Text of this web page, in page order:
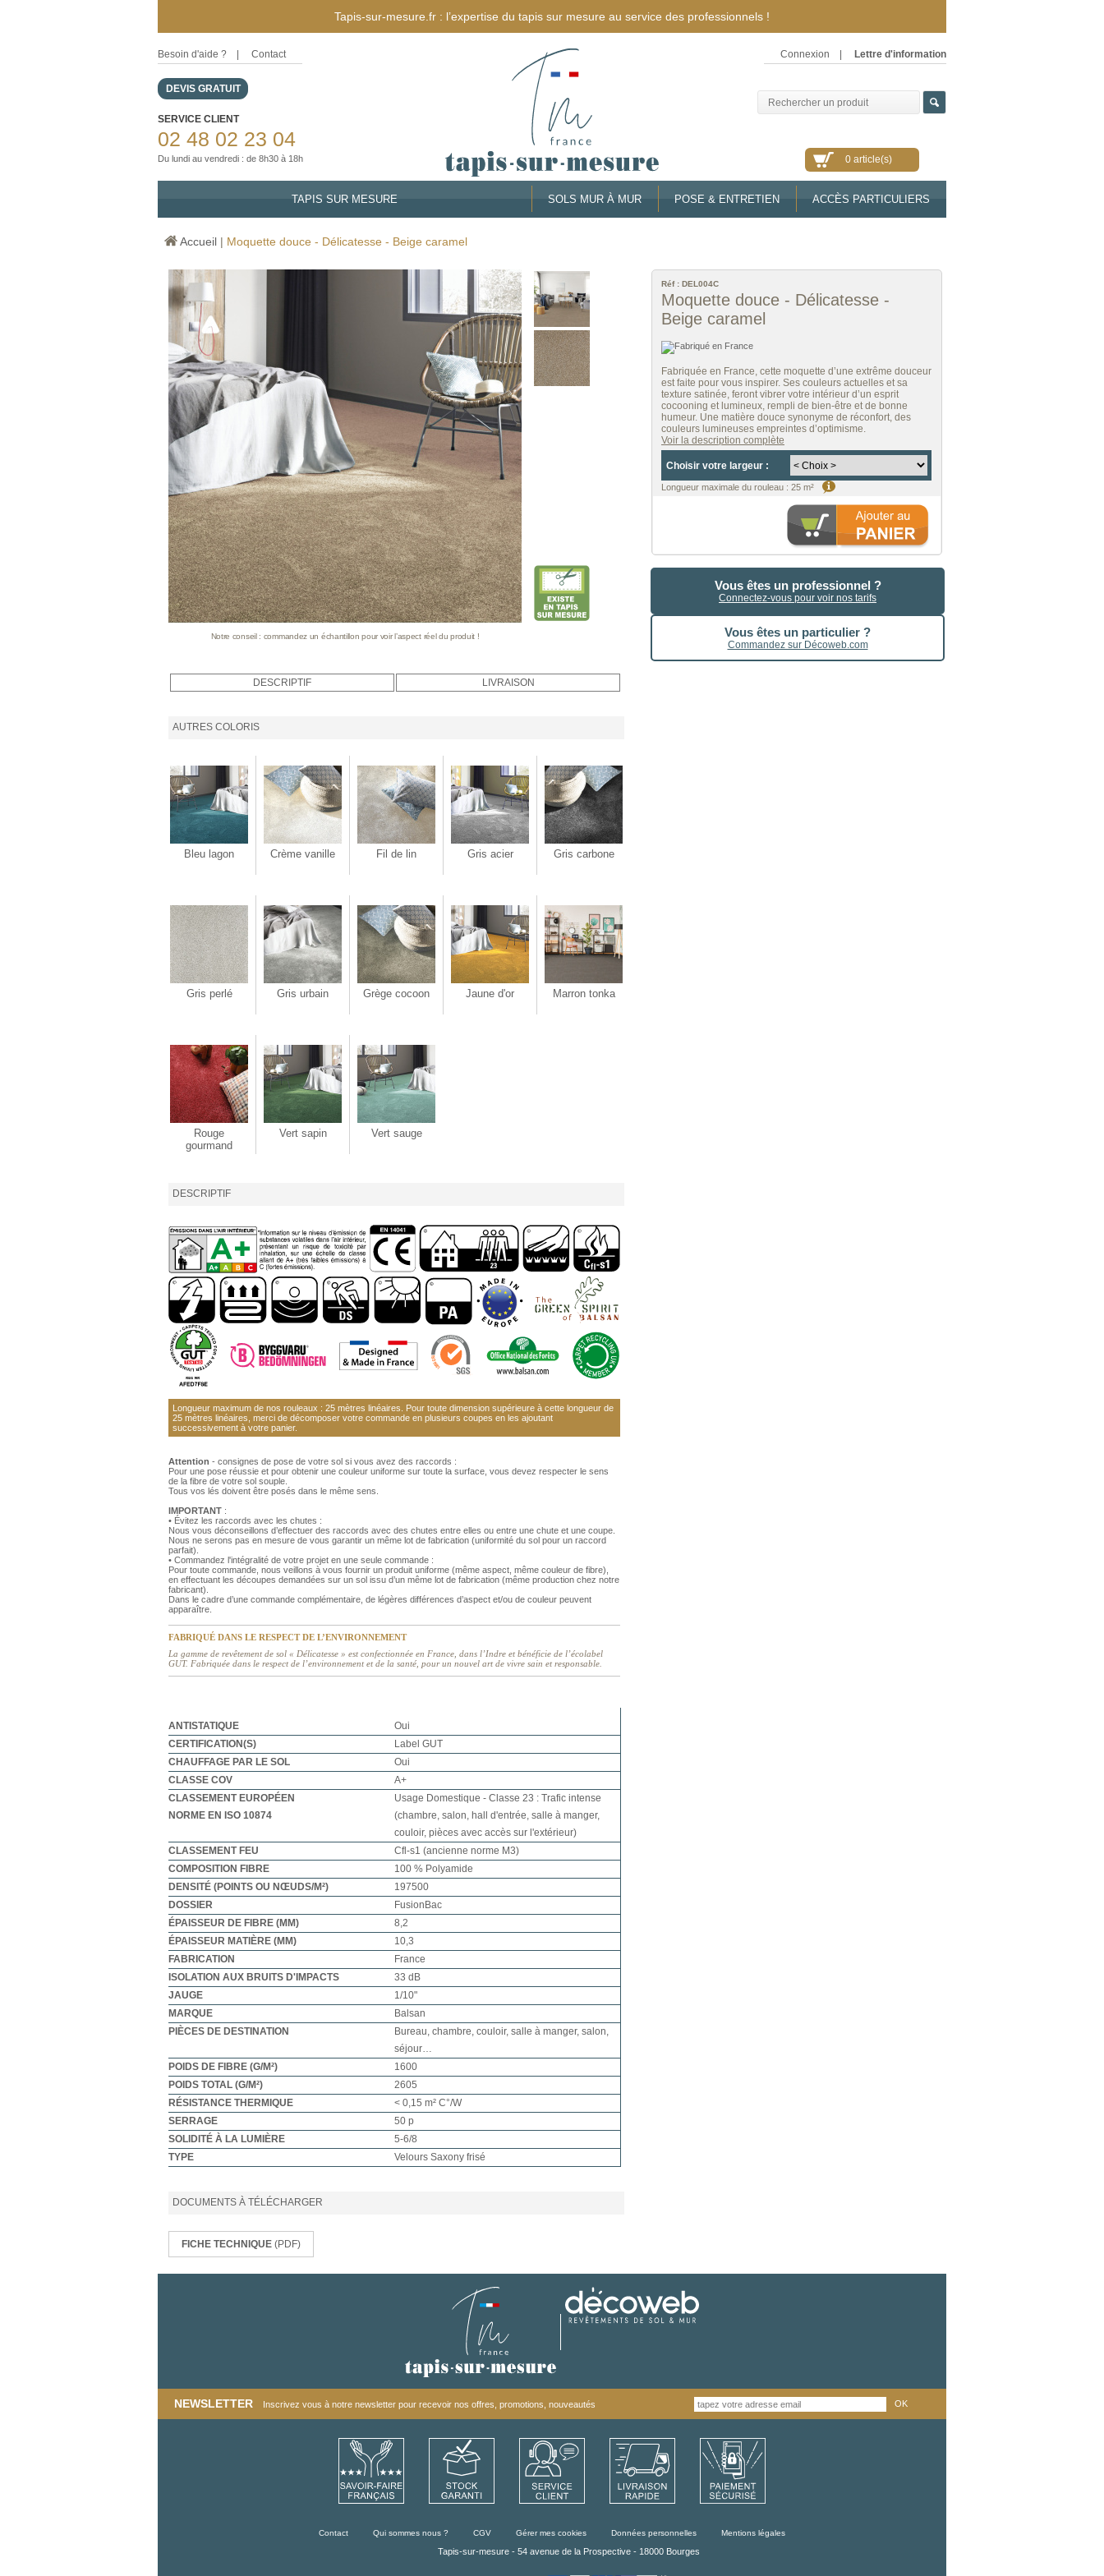
Tapis-sur-mesure.fr : l’expertise du tapis sur mesure au service des professionnels !
Besoin d'aide ? Contact
DEVIS GRATUIT
Connexion Lettre d'information
SERVICE CLIENT
02 48 02 23 04
Du lundi au vendredi : de 8h30 à 18h 0 article(s)
TAPIS SUR MESURE SOLS MUR À MUR POSE & ENTRETIEN ACCÈS PARTICULIERS
Accueil | Moquette douce - Délicatesse - Beige caramel
Réf : DEL004C
Moquette douce - Délicatesse -
Beige caramel
Fabriquée en France, cette moquette d’une extrême douceur
est faite pour vous inspirer. Ses couleurs actuelles et sa
texture satinée, feront vibrer votre intérieur d’un esprit
cocooning et lumineux, rempli de bien-être et de bonne
humeur. Une matière douce synonyme de réconfort, des
couleurs lumineuses empreintes d’optimisme.
Voir la description complète
Choisir votre largeur :
Longueur maximale du rouleau : 25 m²
Vous êtes un professionnel ?
Connectez-vous pour voir nos tarifs
Vous êtes un particulier ?
Commandez sur Décoweb.com
Notre conseil : commandez un échantillon pour voir l’aspect réel du produit !
DESCRIPTIF LIVRAISON
AUTRES COLORIS
Bleu lagon Crème vanille Fil de lin Gris acier Gris carbone
Gris perlé Gris urbain Grège cocoon Jaune d'or Marron tonka
Rouge
gourmand
Vert sapin Vert sauge
DESCRIPTIF
Longueur maximum de nos rouleaux : 25 mètres linéaires. Pour toute dimension supérieure à cette longueur de
25 mètres linéaires, merci de décomposer votre commande en plusieurs coupes en les ajoutant
successivement à votre panier.
Attention - consignes de pose de votre sol si vous avez des raccords :
Pour une pose réussie et pour obtenir une couleur uniforme sur toute la surface, vous devez respecter le sens
de la fibre de votre sol souple.
Tous vos lés doivent être posés dans le même sens.
IMPORTANT :
• Évitez les raccords avec les chutes :
Nous vous déconseillons d’effectuer des raccords avec des chutes entre elles ou entre une chute et une coupe.
Nous ne serons pas en mesure de vous garantir un même lot de fabrication (uniformité du sol pour un raccord
parfait).
• Commandez l'intégralité de votre projet en une seule commande :
Pour toute commande, nous veillons à vous fournir un produit uniforme (même aspect, même couleur de fibre),
en effectuant les découpes demandées sur un sol issu d’un même lot de fabrication (même production chez notre
fabricant).
Dans le cadre d’une commande complémentaire, de légères différences d’aspect et/ou de couleur peuvent
apparaître.
FABRIQUÉ DANS LE RESPECT DE L’ENVIRONNEMENT
La gamme de revêtement de sol « Délicatesse » est confectionnée en France, dans l’Indre et bénéficie de l’écolabel
GUT. Fabriquée dans le respect de l’environnement et de la santé, pour un nouvel art de vivre sain et responsable.
ANTISTATIQUE
Oui
CERTIFICATION(S)
Label GUT
CHAUFFAGE PAR LE SOL
Oui
CLASSE COV
A+
CLASSEMENT EUROPÉEN
NORME EN ISO 10874
Usage Domestique - Classe 23 : Trafic intense
(chambre, salon, hall d'entrée, salle à manger,
couloir, pièces avec accès sur l'extérieur)
CLASSEMENT FEU
Cfl-s1 (ancienne norme M3)
COMPOSITION FIBRE
100 % Polyamide
DENSITÉ (POINTS OU NŒUDS/M²)
197500
DOSSIER
FusionBac
ÉPAISSEUR DE FIBRE (MM)
8,2
ÉPAISSEUR MATIÈRE (MM)
10,3
FABRICATION
France
ISOLATION AUX BRUITS D'IMPACTS
33 dB
JAUGE
1/10"
MARQUE
Balsan
PIÈCES DE DESTINATION
Bureau, chambre, couloir, salle à manger, salon,
séjour…
POIDS DE FIBRE (G/M²)
1600
POIDS TOTAL (G/M²)
2605
RÉSISTANCE THERMIQUE
< 0,15 m² C°/W
SERRAGE
50 p
SOLIDITÉ À LA LUMIÈRE
5-6/8
TYPE
Velours Saxony frisé
DOCUMENTS À TÉLÉCHARGER
FICHE TECHNIQUE (PDF)
NEWSLETTER Inscrivez vous à notre newsletter pour recevoir nos offres, promotions, nouveautés OK
Contact Qui sommes nous ? CGV Gérer mes cookies Données personnelles Mentions légales
Tapis-sur-mesure - 54 avenue de la Prospective - 18000 Bourges